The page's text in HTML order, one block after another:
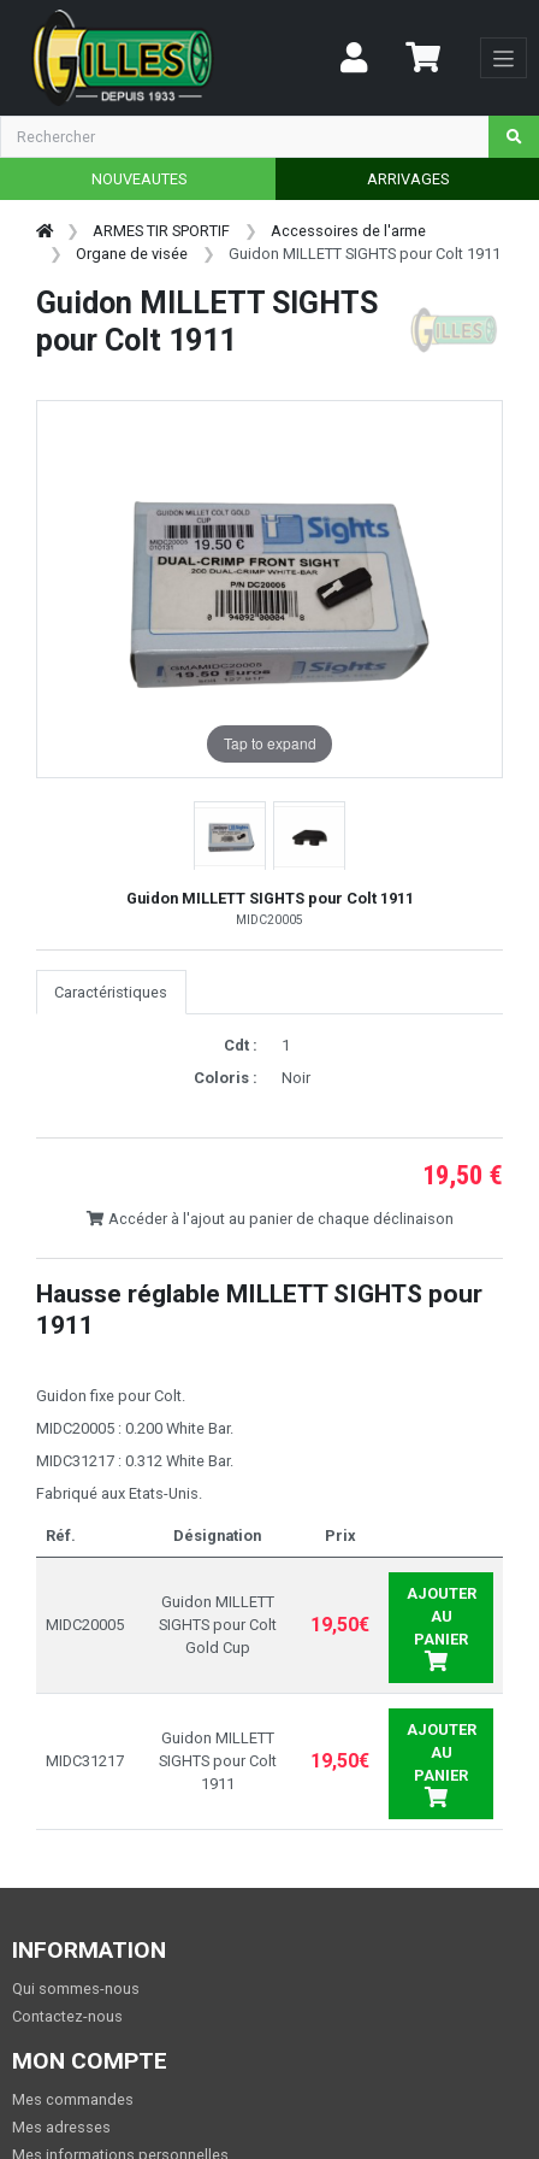
NOUVEAUTES ARRIVAGES
ARMES TIR SPORTIF
Accessoires de l'arme
Organe de visée
Guidon MILLETT SIGHTS pour Colt 1911
Guidon MILLETT SIGHTS
pour Colt 1911
Tap to expand
Guidon MILLETT SIGHTS pour Colt 1911
MIDC20005
Caractéristiques
Cdt :
1
Coloris :
Noir
19,50 €
Accéder à l'ajout au panier de chaque déclinaison
Hausse réglable MILLETT SIGHTS pour
1911
Guidon fixe pour Colt.
MIDC20005 : 0.200 White Bar.
MIDC31217 : 0.312 White Bar.
Fabriqué aux Etats-Unis.
Réf. Désignation Prix
MIDC20005
Guidon MILLETT
SIGHTS pour Colt
Gold Cup
19,50€
AJOUTER
AU
PANIER
MIDC31217
Guidon MILLETT
SIGHTS pour Colt
1911
19,50€
AJOUTER
AU
PANIER
INFORMATION
Qui sommes-nous
Contactez-nous
MON COMPTE
Mes commandes
Mes adresses
Mes informations personnelles